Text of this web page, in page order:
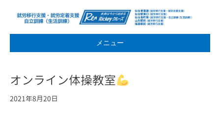
メニュー
オンライン体操教室
2021年8月20日